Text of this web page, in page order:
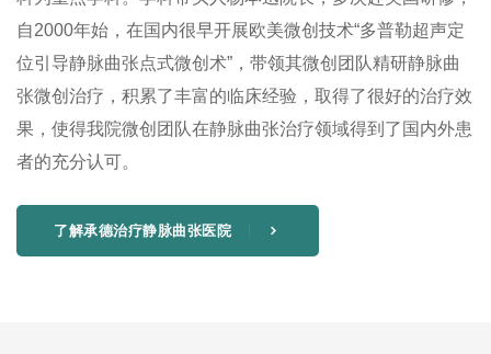
自2000年始，在国内很早开展欧美微创技术“多普勒超声定
位引导静脉曲张点式微创术”，带领其微创团队精研静脉曲
张微创治疗，积累了丰富的临床经验，取得了很好的治疗效
果，使得我院微创团队在静脉曲张治疗领域得到了国内外患
者的充分认可。
了解承德治疗静脉曲张医院